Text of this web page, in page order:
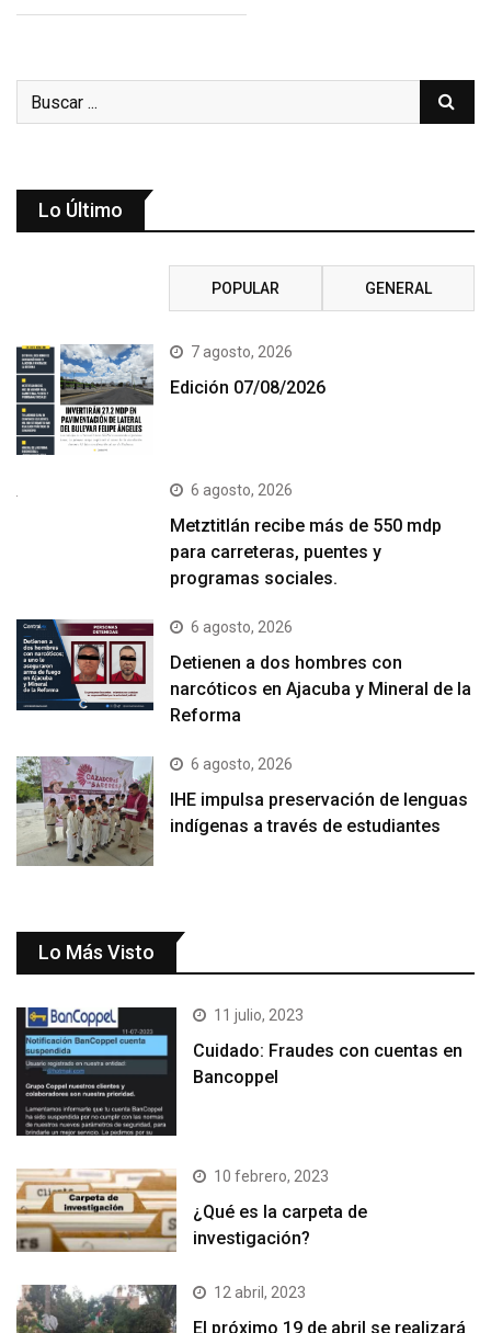
Lo Último
POPULAR GENERAL
7 agosto, 2026
Edición 07/08/2026
6 agosto, 2026
Metztitlán recibe más de 550 mdp
para carreteras, puentes y
programas sociales.
6 agosto, 2026
Detienen a dos hombres con
narcóticos en Ajacuba y Mineral de la
Reforma
6 agosto, 2026
IHE impulsa preservación de lenguas
indígenas a través de estudiantes
Lo Más Visto
11 julio, 2023
Cuidado: Fraudes con cuentas en
Bancoppel
10 febrero, 2023
¿Qué es la carpeta de
investigación?
12 abril, 2023
El próximo 19 de abril se realizará